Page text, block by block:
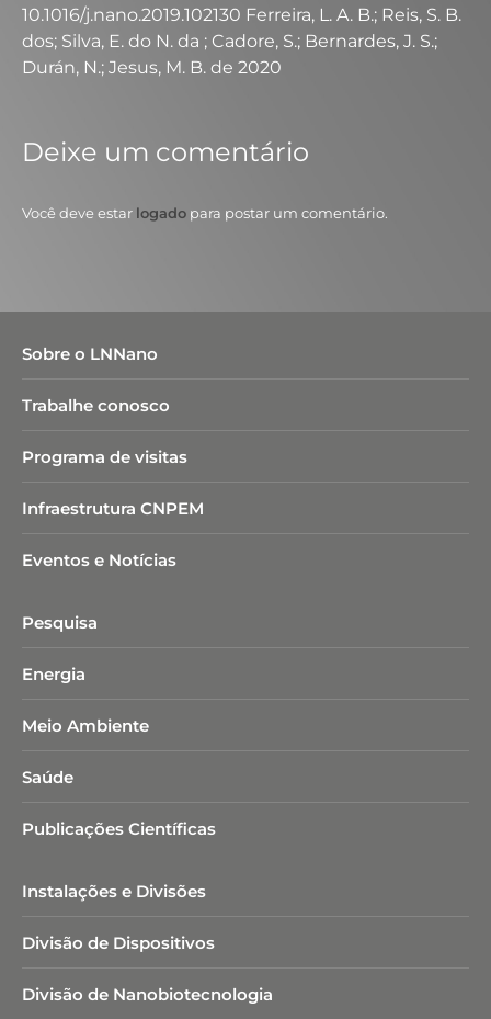
10.1016/j.nano.2019.102130 Ferreira, L. A. B.; Reis, S. B.
dos; Silva, E. do N. da ; Cadore, S.; Bernardes, J. S.;
Durán, N.; Jesus, M. B. de 2020
Deixe um comentário
Você deve estar logado para postar um comentário.
Sobre o LNNano
Trabalhe conosco
Programa de visitas
Infraestrutura CNPEM
Eventos e Notícias
Pesquisa
Energia
Meio Ambiente
Saúde
Publicações Científicas
Instalações e Divisões
Divisão de Dispositivos
Divisão de Nanobiotecnologia​